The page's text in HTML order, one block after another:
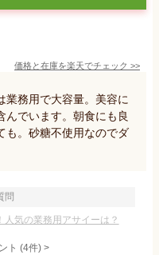
価格と在庫を楽天でチェック >>
業務用で大容量。美容に
んでいます。朝食にも良
も。砂糖不使用なのでダ
問
人気の業務用アサイーは？
ト (4件) >